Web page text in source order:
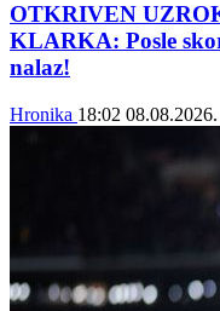
OTKRIVEN
KLARKA: Posle
nalaz!
Hronika 18:02 08.08.2026.